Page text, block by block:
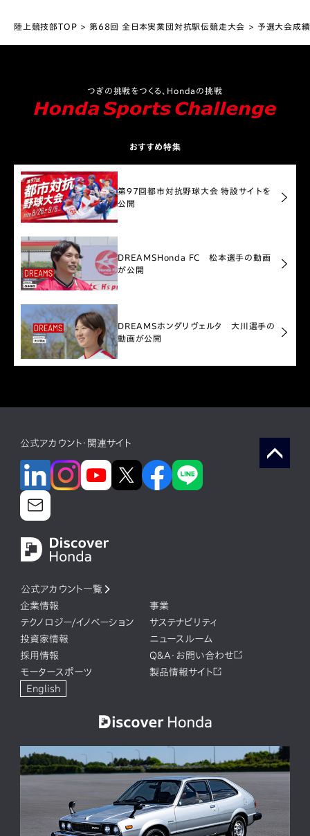
陸上競技部TOP 第68回 全日本実業団対抗駅伝競走大会 予選大会成績
つぎの挑戦をつくる、Hondaの挑戦
おすすめ特集
第97回都市対抗野球大会 特設サイトを
公開
DREAMSHonda FC 松本選手の動画
が公開
DREAMSホンダリヴェルタ 大川選手の
動画が公開
公式アカウント・関連サイト
公式アカウント一覧
企業情報
事業
テクノロジー/イノベーション
サステナビリティ
投資家情報
ニュースルーム
採用情報
Q&A・お問い合わせ
モータースポーツ
製品情報サイト
English